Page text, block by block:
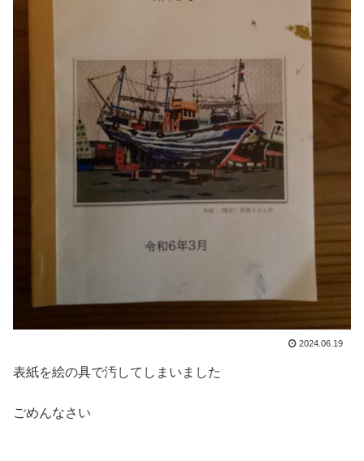
2024.06.19
表紙を絵の具で汚してしまいました
ごめんなさい